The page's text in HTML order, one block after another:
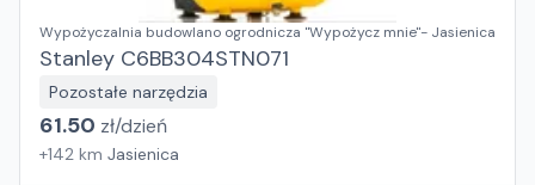
Wypożyczalnia budowlano ogrodnicza "Wypożycz mnie"- Jasienica
Stanley C6BB304STN071
Pozostałe narzędzia
61.50 zł/dzień
+142 km Jasienica